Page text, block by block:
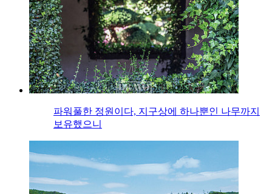
파워풀한 정원이다, 지구상에 하나뿐인 나무까지
보유했으니